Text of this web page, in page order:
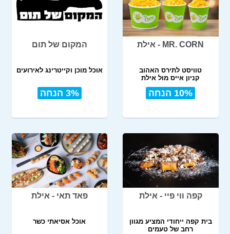
MR. CORN - אילת
טוויסט לתירס האהוב
קניון אייס מול אילת
10% הנחה
המקום של תום
אוכל מוכן וקייטרינג לאירועים
3% הנחה
קפה ווי פיי - אילת
בית קפה ייחודי המציע מגוון
רחב של טעמים
פאד תאי - אילת
אוכל אסיאתי כשר